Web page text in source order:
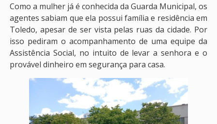
Como a mulher já é conhecida da Guarda Municipal, os
agentes sabiam que ela possui família e residência em
Toledo, apesar de ser vista pelas ruas da cidade. Por
isso pediram o acompanhamento de uma equipe da
Assistência Social, no intuito de levar a senhora e o
provável dinheiro em segurança para casa.